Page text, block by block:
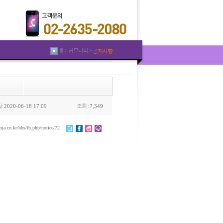
홈 > 커뮤니티 >공지사항
:2020-06-18 17:09 조회 :7,349
bbs/tb.php/notice/72